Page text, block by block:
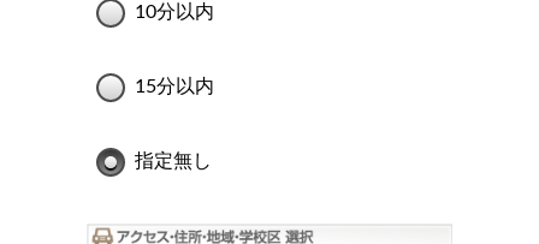
10分以内
15分以内
指定無し